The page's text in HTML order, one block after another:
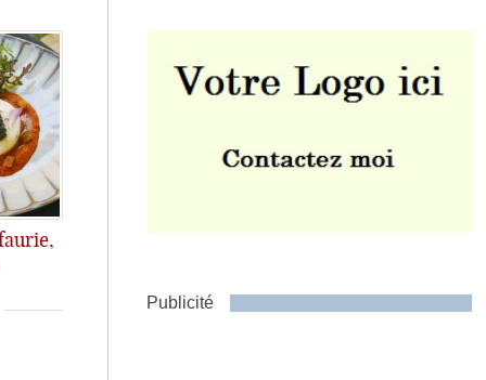
dans la cour intérieure du château...
Publicité